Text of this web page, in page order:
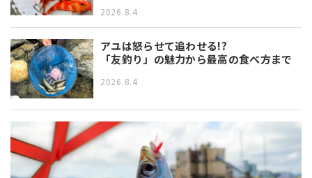
2026.8.4
アユは怒らせて追わせる!?
「友釣り」の魅力から最高の食べ方まで
2026.8.4